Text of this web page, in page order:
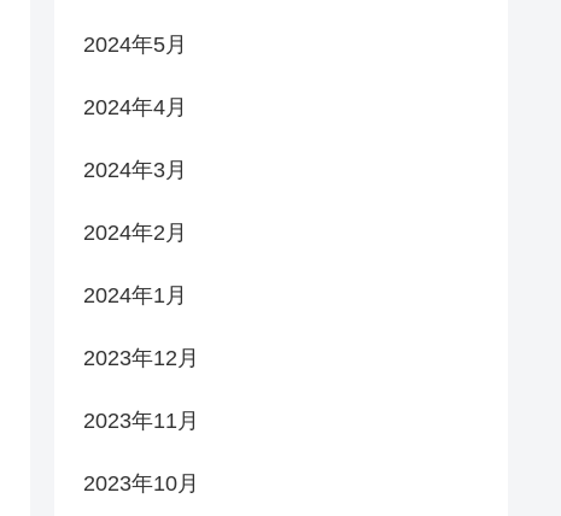
2024年5月
2024年4月
2024年3月
2024年2月
2024年1月
2023年12月
2023年11月
2023年10月